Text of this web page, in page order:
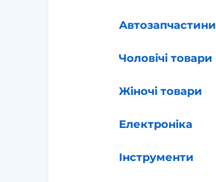
Автозапчастини
Чоловічі товари
Жіночі товари
Електроніка
Інструменти